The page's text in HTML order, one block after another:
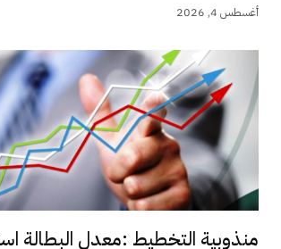
أغسطس 4, 2026
منذوبية التخطيط :معدل البطالة